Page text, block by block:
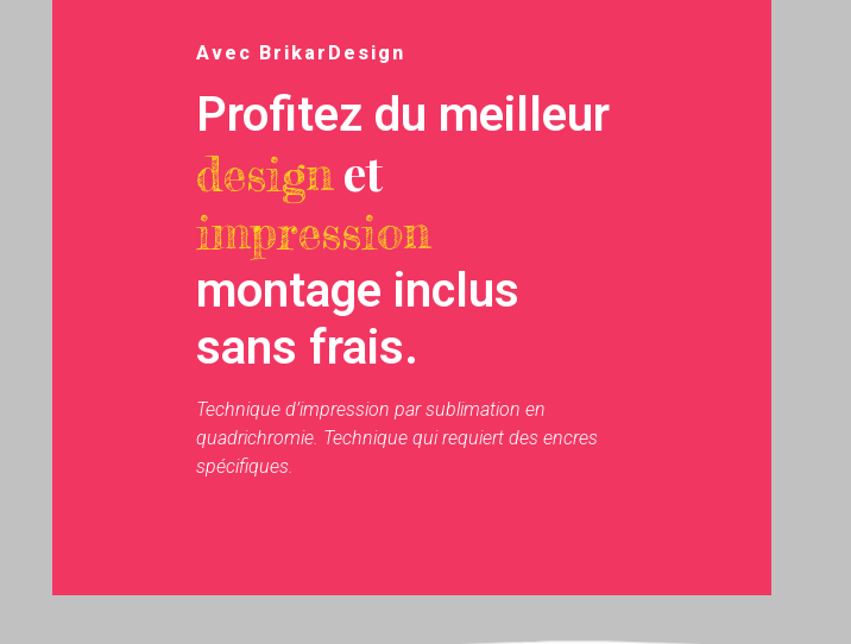
Avec BrikarDesign
Profitez du meilleur
design et
impression
montage inclus
sans frais.
Technique d’impression par sublimation en
quadrichromie. Technique qui requiert des encres
spécifiques.